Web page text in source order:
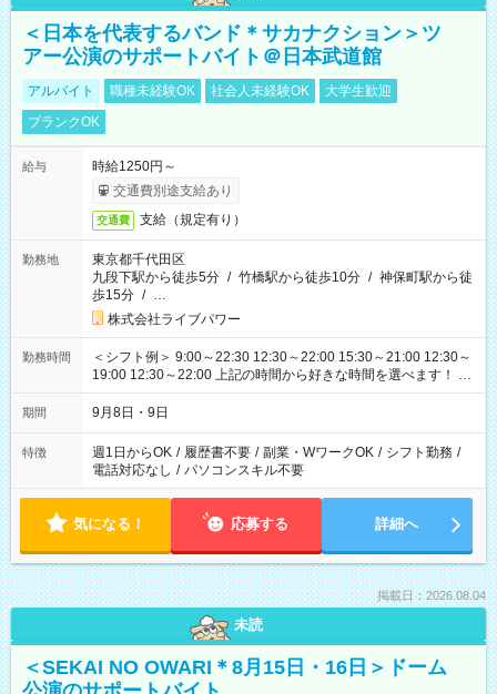
＜日本を代表するバンド＊サカナクション＞ツ
アー公演のサポートバイト＠日本武道館
アルバイト 職種未経験OK 社会人未経験OK
大学生歓迎
ブランクOK
給与
時給1250円～
交通費別途支給あり
交通費 支給（規定有り）
勤務地
東京都千代田区
九段下駅から徒歩5分 / 竹橋駅から徒歩10分 / 神保町駅から徒
歩15分 / …
株式会社ライブパワー
勤務時間
＜シフト例＞ 9:00～22:30 12:30～22:00 15:30～21:00 12:30～
19:00 12:30～22:00 上記の時間から好きな時間を選べます！ ※
時間は変更となる可能性があります
期間 9月8日・9日
特徴 週1日からOK / 履歴書不要 / 副業・WワークOK / シフト勤務 /
電話対応なし / パソコンスキル不要
気になる！ 応募する 詳細へ
掲載日：2026.08.04
未読
＜SEKAI NO OWARI＊8月15日・16日＞ドーム